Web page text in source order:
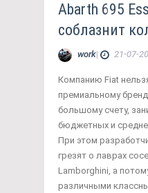
Abarth 695
соблазнит
work| 21-07-
Компанию Fiat
премиальному
большому счету,
бюджетных и
При этом
грезят о лаврах
Lamborghini, а
различными